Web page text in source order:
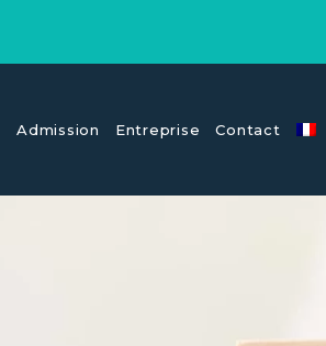
Admission Entreprise Contact